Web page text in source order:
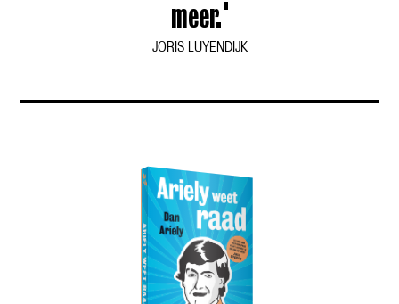
meer.'
JORIS LUYENDIJK